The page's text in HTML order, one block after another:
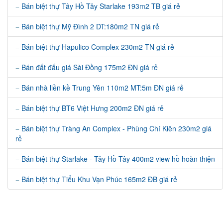
Bán biệt thự Tây Hồ Tây Starlake 193m2 TB giá rẻ
Bán biệt thự Mỹ Đình 2 DT:180m2 TN giá rẻ
Bán biệt thự Hapulico Complex 230m2 TN giá rẻ
Bán đất đấu giá Sài Đồng 175m2 ĐN giá rẻ
Bán nhà liền kề Trung Yên 110m2 MT:5m ĐN giá rẻ
Bán biệt thự BT6 Việt Hưng 200m2 ĐN giá rẻ
Bán biệt thự Tràng An Complex - Phùng Chí Kiên 230m2 giá
rẻ
Bán biệt thự Starlake - Tây Hồ Tây 400m2 view hồ hoàn thiện
Bán biệt thự Tiểu Khu Vạn Phúc 165m2 ĐB giá rẻ